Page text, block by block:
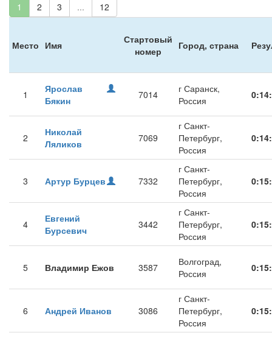
1
2 3 ... 12
Место Имя
Стартовый
номер
Город, страна
1
Ярослав
Бякин
7014
г Саранск,
Россия
2
Николай
Ляликов
7069
г Санкт-
Петербург,
Россия
3 Артур Бурцев 7332
г Санкт-
Петербург,
Россия
4
Евгений
Бурсевич
3442
г Санкт-
Петербург,
Россия
5 Владимир Ежов 3587
Волгоград,
Россия
6 Андрей Иванов 3086
г Санкт-
Петербург,
Россия